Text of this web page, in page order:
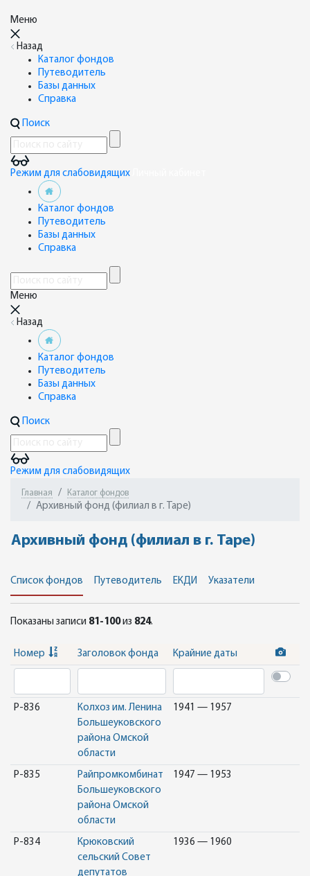
Меню
Назад
Каталог фондов
Путеводитель
Базы данных
Справка
Поиск
Режим для слабовидящих
Каталог фондов
Путеводитель
Базы данных
Справка
Меню
Назад
Каталог фондов
Путеводитель
Базы данных
Справка
Поиск
Режим для слабовидящих
Главная Каталог фондов
Архивный фонд (филиал в г. Таре)
Архивный фонд (филиал в г. Таре)
Список фондов Путеводитель ЕКДИ Указатели
Показаны записи 81-100из 824.
Номер Заголовок фонда Крайние даты
Р-836
Колхоз им. Ленина
Большеуковского
района Омской
области
1941 — 1957
Р-835
Райпромкомбинат
Большеуковского
района Омской
области
1947 — 1953
Р-834
Крюковский
сельский Совет
депутатов
1936 — 1960